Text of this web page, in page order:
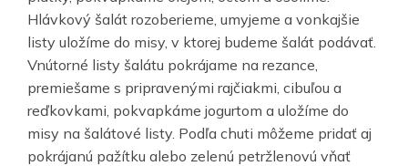
Hlávkový šalát rozoberieme, umyjeme a vonkajšie
listy uložíme do misy, v ktorej budeme šalát podávať.
Vnútorné listy šalátu pokrájame na rezance,
premiešame s pripravenými rajčiakmi, cibuľou a
reďkovkami, pokvapkáme jogurtom a uložíme do
misy na šalátové listy. Podľa chuti môžeme pridať aj
pokrájanú pažítku alebo zelenú petržlenovú vňať